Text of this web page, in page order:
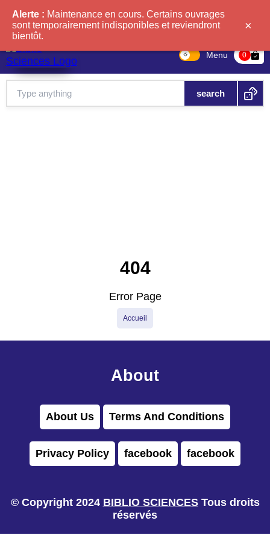
Menu 0 bag-check
Alerte : Maintenance en cours. Certains ouvrages
sont temporairement indisponibles et reviendront
bientôt.
×
404
Error Page
Accueil
About
About Us Terms And Conditions
Privacy Policy facebook facebook
© Copyright 2024 BIBLIO SCIENCESTous droits
réservés